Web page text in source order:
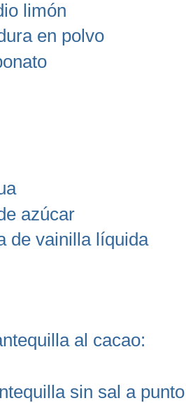
limón
en polvo
azúcar
de vainilla líquida
al cacao:
sin sal a